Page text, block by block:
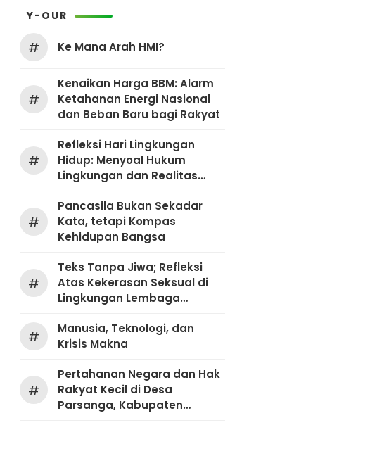
Y-OUR
# Ke Mana Arah HMI?
#
Kenaikan Harga BBM: Alarm
Ketahanan Energi Nasional
dan Beban Baru bagi Rakyat
#
Refleksi Hari Lingkungan
Hidup: Menyoal Hukum
Lingkungan dan Realitas
#
Pancasila Bukan Sekadar
Kata, tetapi Kompas
Kehidupan Bangsa
#
Teks Tanpa Jiwa; Refleksi
Atas Kekerasan Seksual di
Lingkungan Lembaga
#
Manusia, Teknologi, dan
Krisis Makna
#
Pertahanan Negara dan Hak
Rakyat Kecil di Desa
Parsanga, Kabupaten